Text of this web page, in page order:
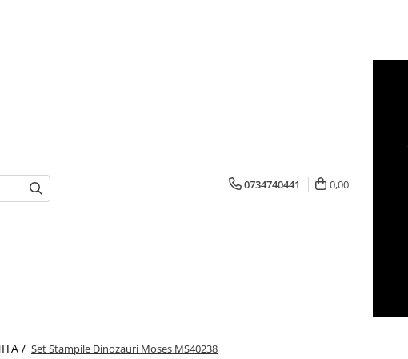
0734740441 0,00
/ Set Stampile Dinozauri Moses MS40238